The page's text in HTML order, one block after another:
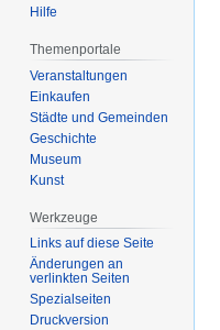
Hilfe
Themenportale
Veranstaltungen
Einkaufen
Städte und Gemeinden
Geschichte
Museum
Kunst
Werkzeuge
Links auf diese Seite
Änderungen an
verlinkten Seiten
Spezialseiten
Druckversion